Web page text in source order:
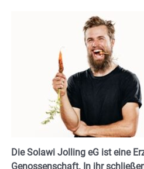
DieSolawi Jolling eG ist eine
Genossenschaft. In ihr